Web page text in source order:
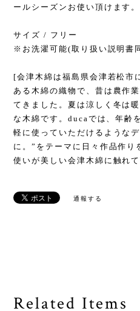
ールシーズンお使い頂けます。
サイズ / フリー
※お洗濯可能(取り扱い説明書
[会津木綿は福島県会津若松市
ある木綿の織物で、昔は農作
てきました。夏は涼しく冬は
な木綿です。ducaでは、年齢
軽に使っていただけるような
に。”をテーマに日々作品作り
使いが美しい会津木綿に触れ
通報する
Related Items